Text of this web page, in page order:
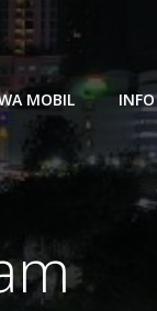
MOBIL INFO